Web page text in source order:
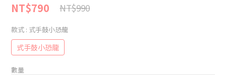
NT$790 NT$990
款式 : 式手鼓小恐龍
式手鼓小恐龍
數量